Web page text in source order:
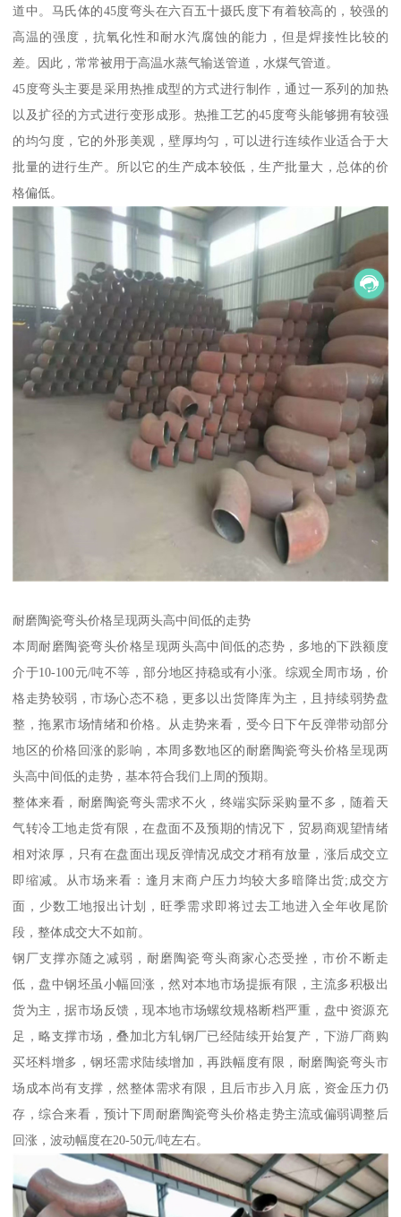
道中。马氏体的45度弯头在六百五十摄氏度下有着较高的，较强的
高温的强度，抗氧化性和耐水汽腐蚀的能力，但是焊接性比较的
差。因此，常常被用于高温水蒸气输送管道，水煤气管道。
45度弯头主要是采用热推成型的方式进行制作，通过一系列的加热
以及扩径的方式进行变形成形。热推工艺的45度弯头能够拥有较强
的均匀度，它的外形美观，壁厚均匀，可以进行连续作业适合于大
批量的进行生产。所以它的生产成本较低，生产批量大，总体的价
格偏低。
耐磨陶瓷弯头价格呈现两头高中间低的走势
本周耐磨陶瓷弯头价格呈现两头高中间低的态势，多地的下跌额度
介于10-100元/吨不等，部分地区持稳或有小涨。综观全周市场，价
格走势较弱，市场心态不稳，更多以出货降库为主，且持续弱势盘
整，拖累市场情绪和价格。从走势来看，受今日下午反弹带动部分
地区的价格回涨的影响，本周多数地区的耐磨陶瓷弯头价格呈现两
头高中间低的走势，基本符合我们上周的预期。
整体来看，耐磨陶瓷弯头需求不火，终端实际采购量不多，随着天
气转冷工地走货有限，在盘面不及预期的情况下，贸易商观望情绪
相对浓厚，只有在盘面出现反弹情况成交才稍有放量，涨后成交立
即缩减。从市场来看：逢月末商户压力均较大多暗降出货;成交方
面，少数工地报出计划，旺季需求即将过去工地进入全年收尾阶
段，整体成交大不如前。
钢厂支撑亦随之减弱，耐磨陶瓷弯头商家心态受挫，市价不断走
低，盘中钢坯虽小幅回涨，然对本地市场提振有限，主流多积极出
货为主，据市场反馈，现本地市场螺纹规格断档严重，盘中资源充
足，略支撑市场，叠加北方轧钢厂已经陆续开始复产，下游厂商购
买坯料增多，钢坯需求陆续增加，再跌幅度有限，耐磨陶瓷弯头市
场成本尚有支撑，然整体需求有限，且后市步入月底，资金压力仍
存，综合来看，预计下周耐磨陶瓷弯头价格走势主流或偏弱调整后
回涨，波动幅度在20-50元/吨左右。